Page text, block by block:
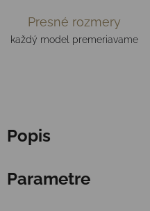
Presné rozmery
každý model premeriavame
Popis
Parametre